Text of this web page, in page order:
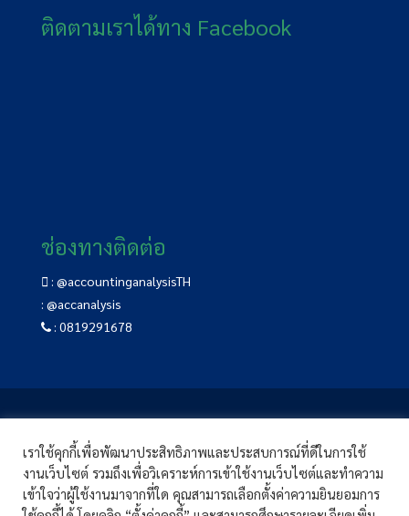
ติดตามเราได้ทาง Facebook
ช่องทางติดต่อ
: @accountinganalysisTH
: @accanalysis
: 0819291678
คู่มือการใช้งาน|บทความ|ติดต่อเรา
เราใช้คุกกี้เพื่อพัฒนาประสิทธิภาพและประสบการณ์ที่ดีในการใช้
งานเว็บไซต์ รวมถึงเพื่อวิเคราะห์การเข้าใช้งานเว็บไซต์และทำความ
เข้าใจว่าผู้ใช้งานมาจากที่ใด คุณสามารถเลือกตั้งค่าความยินยอมการ